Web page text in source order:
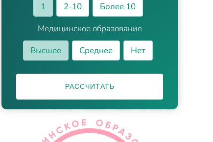
1
2-10
Более 10
Медицинское образование
Высшее
Среднее Нет
РАССЧИТАТЬ